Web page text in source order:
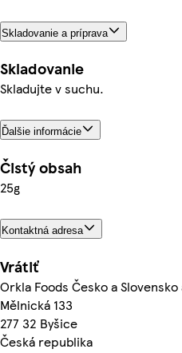
Skladovanie a príprava
Skladovanie
Skladujte v suchu.
Ďalšie informácie
Čistý obsah
25g
Kontaktná adresa
Vrátiť
Orkla Foods Česko a Slovensko
Mělnická 133
277 32 Byšice
Česká republika